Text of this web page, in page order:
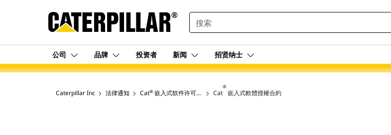
SEARCH
公司 品牌 投资者 新闻 招贤纳士
Caterpillar Inc 法律通知 Cat® 嵌入式软件许可协议 Cat
®
嵌入式軟體授權合約